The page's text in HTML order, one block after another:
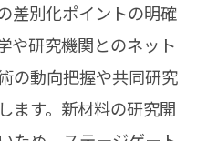
差別化ポイントの明確
や研究機関とのネット
の動向把握や共同研究
ます。新材料の研究開